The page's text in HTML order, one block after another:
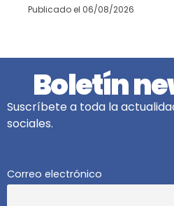
Publicado el 06/08/2026
Boletín
Suscríbete a toda la
sociales.
Correo electrónico